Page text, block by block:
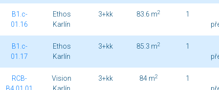
B1.c-
01.16
Ethos
Karlín
3+kk 83.6 m2
1
B1.c-
01.17
Ethos
Karlín
3+kk 85.3 m2
1
RCB-
Vision
3+kk 84 m2
1